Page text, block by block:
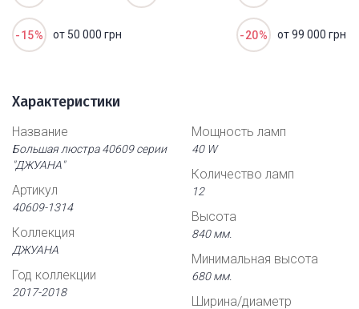
-15% от 50 000 грн -20% от 99 000 грн
Характеристики
Название
Большая люстра 40609 серии
"ДЖУАНА"
Артикул
40609-1314
Коллекция
ДЖУАНА
Год коллекции
2017-2018
Мощность ламп
40 W
Количество ламп
12
Высота
840 мм.
Минимальная высота
680 мм.
Ширина/диаметр